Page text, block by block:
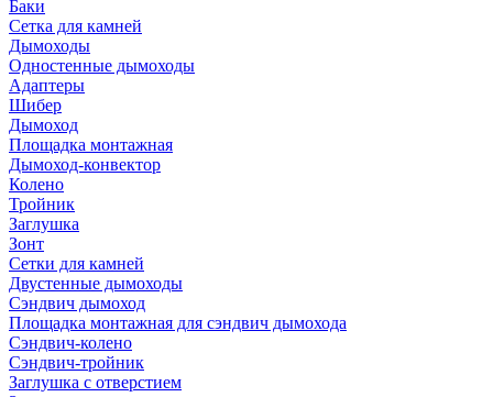
Баки
Сетка для камней
Дымоходы
Одностенные дымоходы
Адаптеры
Шибер
Дымоход
Площадка монтажная
Дымоход-конвектор
Колено
Тройник
Заглушка
Зонт
Сетки для камней
Двустенные дымоходы
Сэндвич дымоход
Площадка монтажная для сэндвич дымохода
Сэндвич-колено
Сэндвич-тройник
Заглушка с отверстием